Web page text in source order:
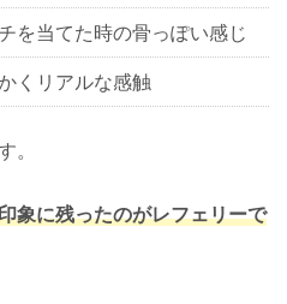
を当てた時の骨っぽい感じ
くリアルな感触
。
象に残ったのがレフェリーで